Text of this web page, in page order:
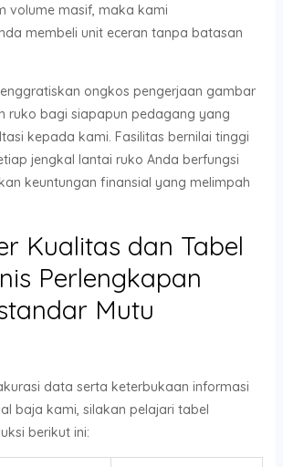
volume masif, maka kami
membeli unit eceran tanpa batasan
ongkos pengerjaan gambar
ruko bagi siapapun pedagang yang
kepada kami. Fasilitas bernilai tinggi
jengkal lantai ruko Anda berfungsi
keuntungan finansial yang melimpah
Kualitas dan Tabel
Perlengkapan
Mutu
data serta keterbukaan informasi
baja kami, silakan pelajari tabel
berikut ini: